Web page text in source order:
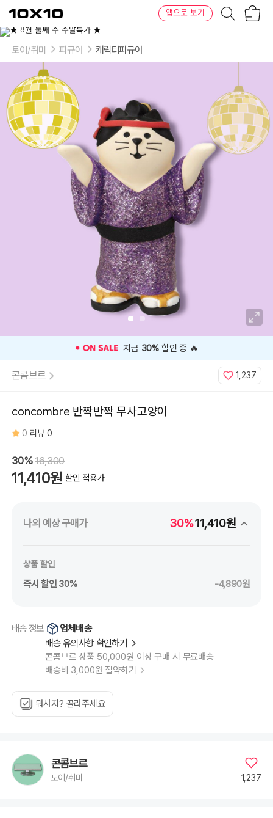
텐
바
텐
앱으로 보기
토이/취미 피규어 캐릭터피규어
🎉 오늘 구매 찬스OPEN🎉
콘콤브르 1,237
concombre 반짝반짝 무사고양이
0 리뷰 0
30%16,300
11,410원 할인 적용가
나의 예상 구매가 30%11,410원
상품 할인
즉시 할인 30% -4,890원
배송 정보
업체배송
배송 유의사항 확인하기
콘콤브르 상품 50,000원 이상 구매 시 무료배송
배송비 3,000원 절약하기
뭐사지? 골라주세요
콘콤브르
토이/취미 1,237